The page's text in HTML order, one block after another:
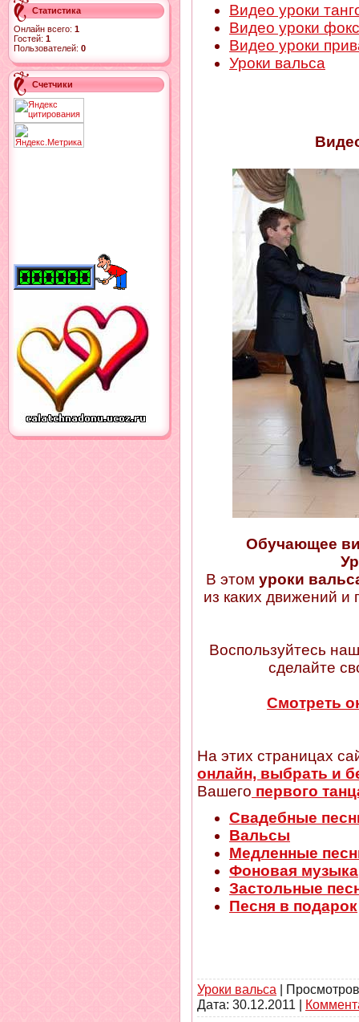
Статистика
Онлайн всего: 1
Гостей: 1
Пользователей: 0
Счетчики
Видео уроки
Видео уроки
Видео уроки
Уроки вальса
Обучающее
В этом уроки
из каких движений и
Воспользуйтесь
сделайте
Смотреть
На этих страницах
онлайн, выбрать и
Вашего первого
Свадебные
Вальсы
Медленные
Фоновая музыка
Застольные
Песня в подарок
Уроки вальса |
Дата: 30.12.2011 |